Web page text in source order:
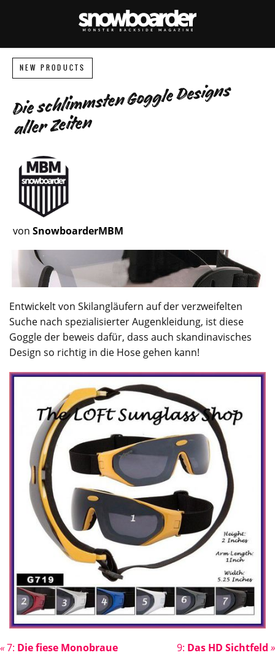
NEW PRODUCTS
Die schlimmsten Goggle Designs
aller Zeiten
von SnowboarderMBM
Entwickelt von Skilangläufern auf der verzweifelten
Suche nach spezialisierter Augenkleidung, ist diese
Goggle der beweis dafür, dass auch skandinavisches
Design so richtig in die Hose gehen kann!
«7: Die fiese Monobraue 9: Das HD Sichtfeld »